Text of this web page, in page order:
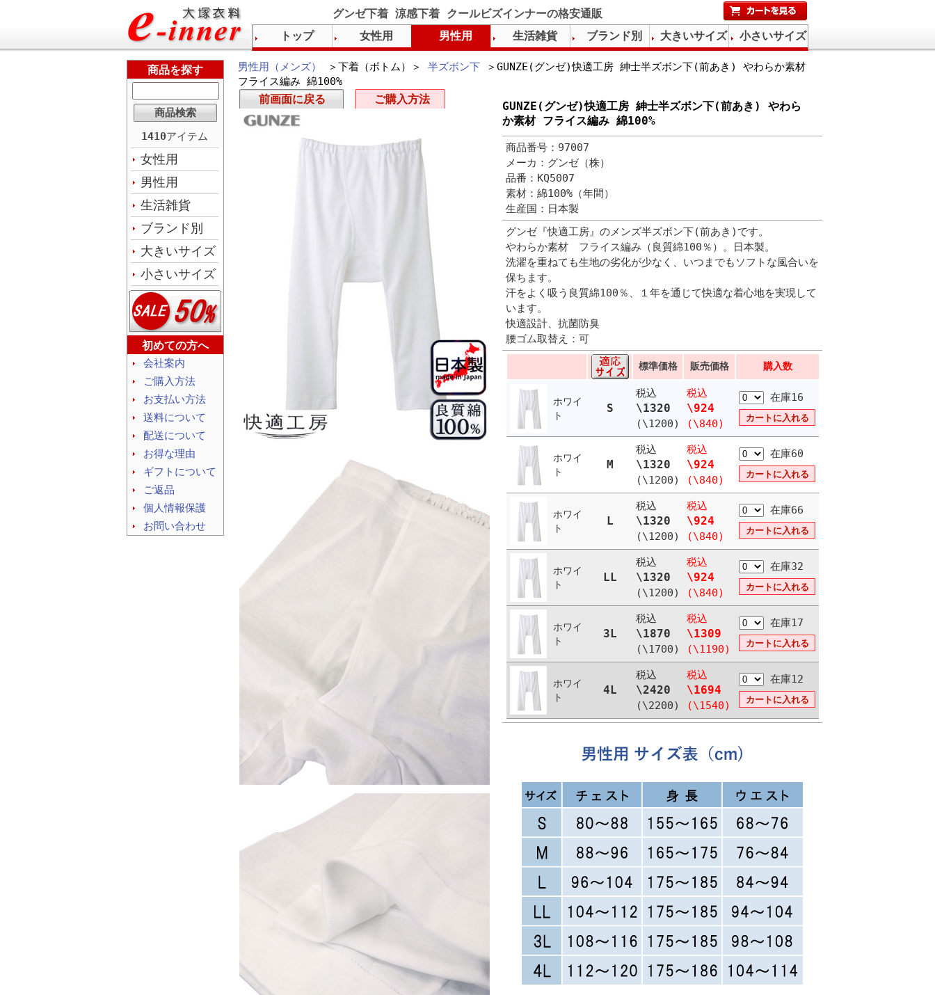
グンゼ下着 涼感下着 クールビズインナーの格安通販
男性用（メンズ） ＞下着（ボトム）＞ 半ズボン下 ＞GUNZE(グンゼ)快適工房 紳士半ズボン下(前あき) やわらか素材
フライス編み 綿100%
GUNZE(グンゼ)快適工房 紳士半ズボン下(前あき) やわら
か素材 フライス編み 綿100%
商品番号：97007
メーカ：グンゼ（株）
品番：KQ5007
素材：綿100%（年間）
生産国：日本製
グンゼ『快適工房』のメンズ半ズボン下(前あき)です。
やわらか素材 フライス編み（良質綿100％）。日本製。
洗濯を重ねても生地の劣化が少なく、いつまでもソフトな風合いを
保ちます。
汗をよく吸う良質綿100％、１年を通じて快適な着心地を実現して
います。
快適設計、抗菌防臭
腰ゴム取替え：可
標準価格 販売価格 購入数
ホワイ
ト
S
税込
\1320
(\1200)
税込
\924
(\840)
在庫16
ホワイ
ト
M
税込
\1320
(\1200)
税込
\924
(\840)
在庫60
ホワイ
ト
L
税込
\1320
(\1200)
税込
\924
(\840)
在庫66
ホワイ
ト
LL
税込
\1320
(\1200)
税込
\924
(\840)
在庫32
ホワイ
ト
3L
税込
\1870
(\1700)
税込
\1309
(\1190)
在庫17
ホワイ
ト
4L
税込
\2420
(\2200)
税込
\1694
(\1540)
在庫12
前画面に戻る ご購入方法
商品を探す
1410アイテム
女性用
男性用
生活雑貨
ブランド別
大きいサイズ
小さいサイズ
初めての方へ
会社案内
ご購入方法
お支払い方法
送料について
配送について
お得な理由
ギフトについて
ご返品
個人情報保護
お問い合わせ
トップ 女性用 男性用 生活雑貨 ブランド別 大きいサイズ 小さいサイズ